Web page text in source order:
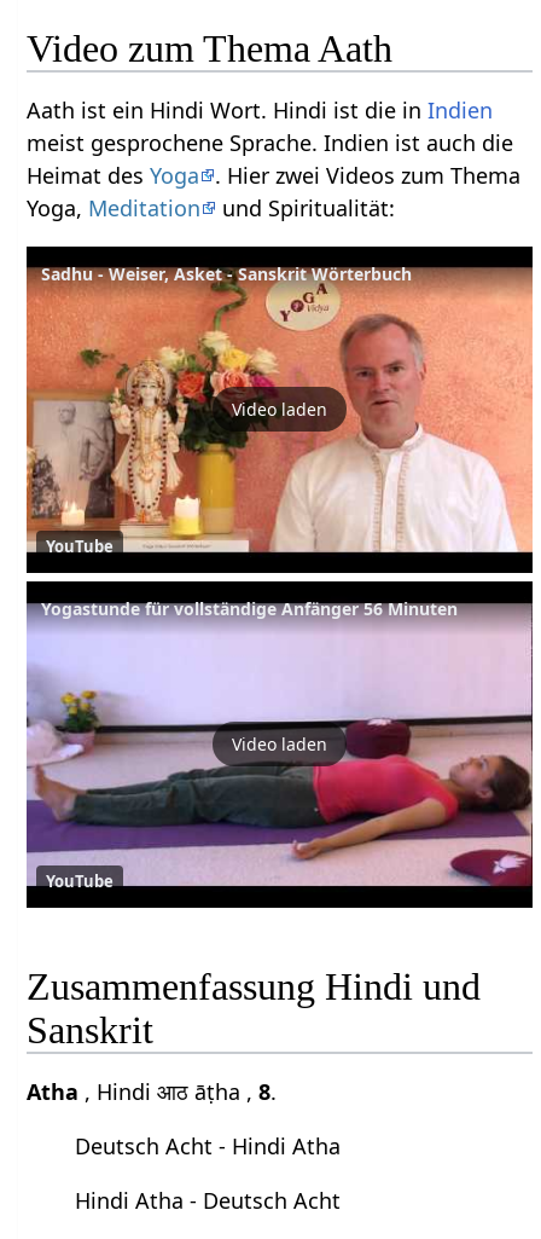
Video zum Thema Aath
Aath ist ein Hindi Wort. Hindi ist die inIndien
meist gesprochene Sprache. Indien ist auch die
Heimat desYoga
. Hier zwei Videos zum Thema
Yoga, Meditation und Spiritualität:
Sadhu - Weiser, Asket - Sanskrit Wörterbuch
Video laden
YouTube
Yogastunde für vollständige Anfänger 56 Minuten
Video laden
YouTube
Zusammenfassung Hindi und
Sanskrit
Atha , Hindi आठ āṭha ,8.
Deutsch Acht - Hindi Atha
Hindi Atha - Deutsch Acht